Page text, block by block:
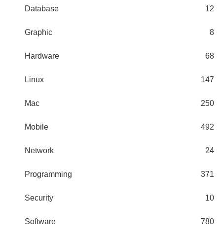
Database 12
Graphic 8
Hardware 68
Linux 147
Mac 250
Mobile 492
Network 24
Programming 371
Security 10
Software 780